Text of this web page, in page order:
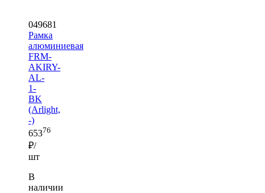
049681
Рамка
алюминиевая
FRM-
AKIRY-
AL-
1-
BK
(Arlight,
-)
65376
₽/
шт
В
наличии